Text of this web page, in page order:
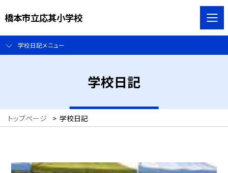
橋本市立応其小学校
学校日記メニュー
学校日記
トップページ > 学校日記